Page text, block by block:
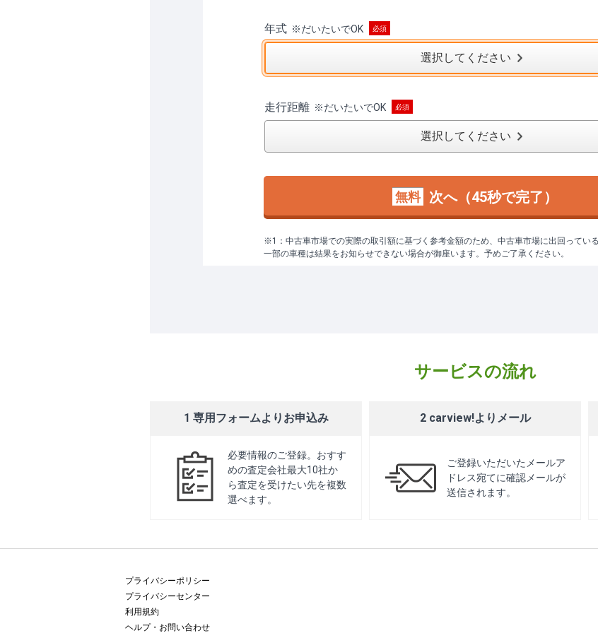
年式 ※だいたいでOK
選択してください
走行距離 ※だいたいでOK
選択してください
無料 次へ（45秒で完了）
※1：中古車市場での実際の取引額に基づく参考金額のため、中古車市場に出回ってい
一部の車種は結果をお知らせできない場合が御座います。予めご了承ください。
サービスの流れ
1 専用フォームよりお申込み
必要情報のご登録。おすす
めの査定会社最大10社か
ら査定を受けたい先を複数
選べます。
2 carview!よりメール
ご登録いただいたメールア
ドレス宛てに確認メールが
送信されます。
プライバシーポリシー
プライバシーセンター
利用規約
ヘルプ・お問い合わせ